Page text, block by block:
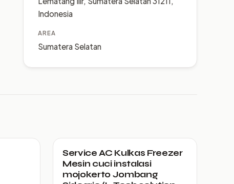
Indonesia
AREA
Sumatera Selatan
Service AC Kulkas Freezer
Mesin cuci instalasi
mojokerto Jombang